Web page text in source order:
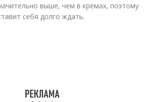
выше, чем в кремах, поэтому
себя долго ждать.